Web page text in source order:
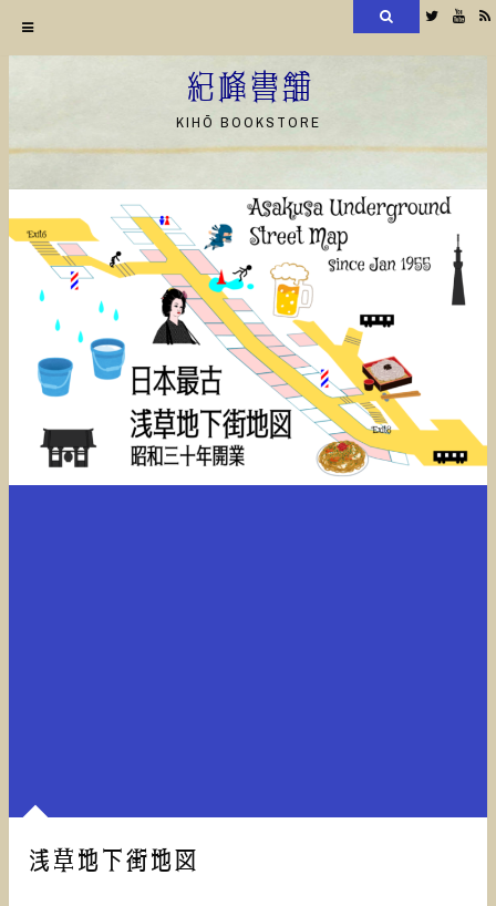
ン
ツ
へ
Twitter
紀峰書舗
KIHŌ BOOKSTORE
浅草地下街地図